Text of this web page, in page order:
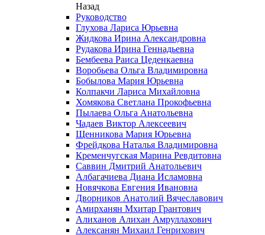
Назад
Руководство
Глухова Лариса Юрьевна
Жидкова Ирина Александровна
Рудакова Ирина Геннадьевна
Бембеева Раиса Цеденкаевна
Воробьева Ольга Владимировна
Бобылова Мария Юрьевна
Колпакчи Лариса Михайловна
Хомякова Светлана Прокофьевна
Пылаева Ольга Анатольевна
Чадаев Виктор Алексеевич
Щенникова Мария Юрьевна
Фрейдкова Наталья Владимировна
Кременчугская Марина Ревдитовна
Саввин Дмитрий Анатольевич
Албагачиева Диана Исламовна
Новячкова Евгения Ивановна
Дворников Анатолий Вячеславович
Амирханян Мхитар Грантович
Алиханов Алихан Амруллахович
Алексанян Михаил Генрихович